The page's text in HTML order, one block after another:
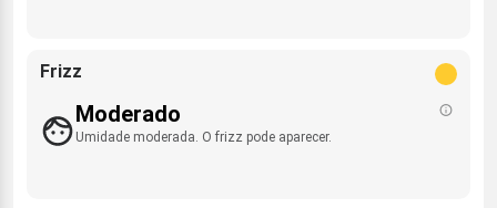
Frizz
Moderado
Umidade moderada. O frizz pode aparecer.